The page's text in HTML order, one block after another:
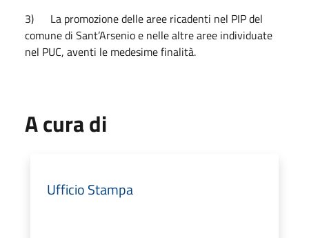
3) La promozione delle aree ricadenti nel PIP del
comune di Sant’Arsenio e nelle altre aree individuate
nel PUC, aventi le medesime finalità.
A cura di
Ufficio Stampa